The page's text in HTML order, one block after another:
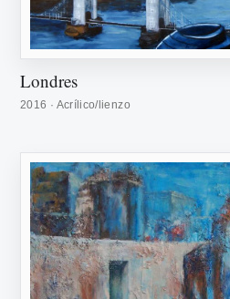
Londres
2016 · Acrílico/lienzo